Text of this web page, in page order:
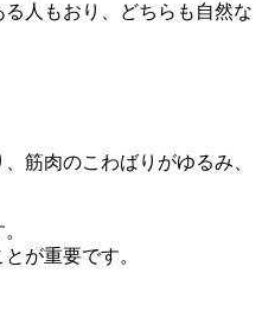
人もおり、どちらも自然な
筋肉のこわばりがゆるみ、
が重要です。